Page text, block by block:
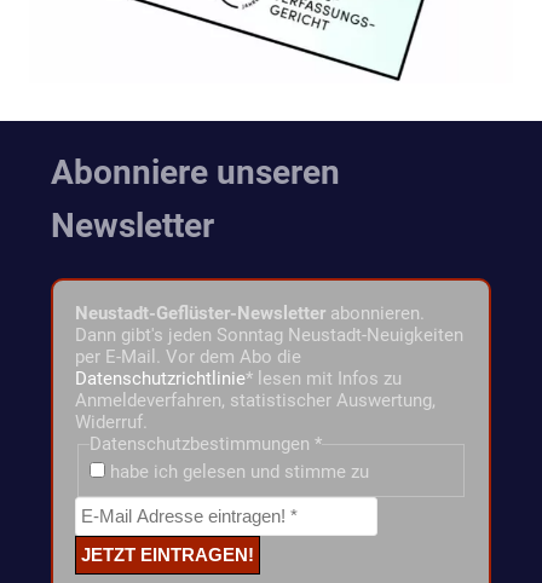
Abonniere unseren
Newsletter
Neustadt-Geflüster-Newsletter abonnieren.
Dann gibt's jeden Sonntag Neustadt-Neuigkeiten
per E-Mail. Vor dem Abo die
Datenschutzrichtlinie* lesen mit Infos zu
Anmeldeverfahren, statistischer Auswertung,
Widerruf.
Datenschutzbestimmungen *
habe ich gelesen und stimme zu